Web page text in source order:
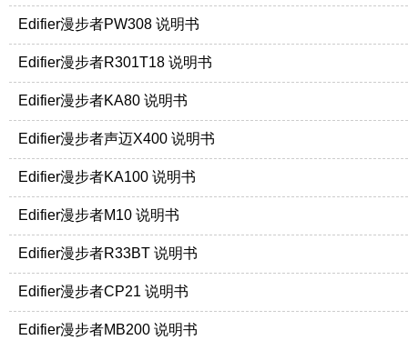
Edifier漫步者PW308 说明书
Edifier漫步者R301T18 说明书
Edifier漫步者KA80 说明书
Edifier漫步者声迈X400 说明书
Edifier漫步者KA100 说明书
Edifier漫步者M10 说明书
Edifier漫步者R33BT 说明书
Edifier漫步者CP21 说明书
Edifier漫步者MB200 说明书